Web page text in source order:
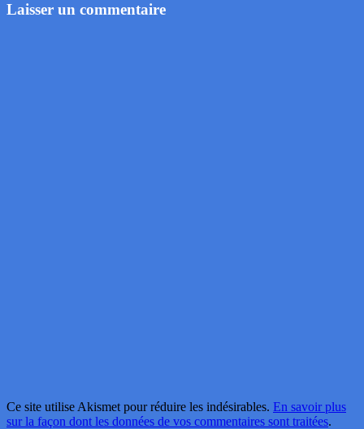
Laisser un commentaire
Ce site utilise Akismet pour réduire les indésirables. En savoir plus
sur la façon dont les données de vos commentaires sont traitées.